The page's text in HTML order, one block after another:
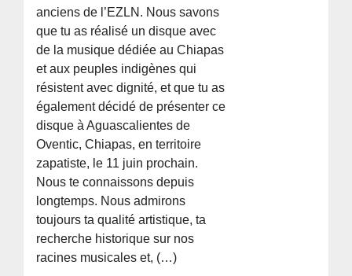
anciens de l’EZLN. Nous savons
que tu as réalisé un disque avec
de la musique dédiée au Chiapas
et aux peuples indigènes qui
résistent avec dignité, et que tu as
également décidé de présenter ce
disque à Aguascalientes de
Oventic, Chiapas, en territoire
zapatiste, le 11 juin prochain.
Nous te connaissons depuis
longtemps. Nous admirons
toujours ta qualité artistique, ta
recherche historique sur nos
racines musicales et, (…)